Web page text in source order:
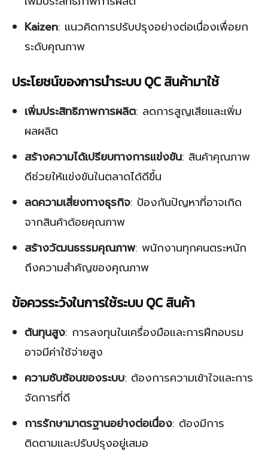
Kaizen: แนวคิดการปรับปรุงอย่างต่อเนื่องเพื่อยก
ระดับคุณภาพ
ประโยชน์ของการนำระบบ QC สินค้ามาใช้
เพิ่มประสิทธิภาพการผลิต: ลดการสูญเสียและเพิ่ม
ผลผลิต
สร้างความได้เปรียบทางการแข่งขัน: สินค้าคุณภาพ
ดีช่วยให้แข่งขันในตลาดได้ดีขึ้น
ลดความเสี่ยงทางธุรกิจ: ป้องกันปัญหาที่อาจเกิด
จากสินค้าด้อยคุณภาพ
สร้างวัฒนธรรมคุณภาพ: พนักงานทุกคนตระหนัก
ถึงความสำคัญของคุณภาพ
ข้อควรระวังในการใช้ระบบ QC สินค้า
ต้นทุนสูง: การลงทุนในเครื่องมือและการฝึกอบรม
อาจมีค่าใช้จ่ายสูง
ความซับซ้อนของระบบ: ต้องการความเข้าใจและการ
จัดการที่ดี
การรักษามาตรฐานอย่างต่อเนื่อง: ต้องมีการ
ติดตามและปรับปรุงอยู่เสมอ